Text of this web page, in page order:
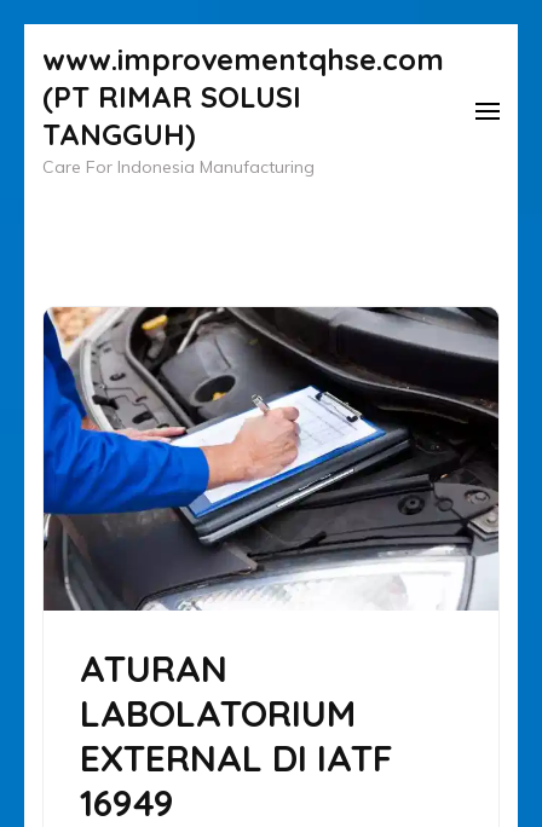
ke
konten
(Tekan
Enter)
www.improvementqhse.com
(PT RIMAR SOLUSI
TANGGUH)
Care For Indonesia Manufacturing
ATURAN
LABOLATORIUM
EXTERNAL DI IATF
16949